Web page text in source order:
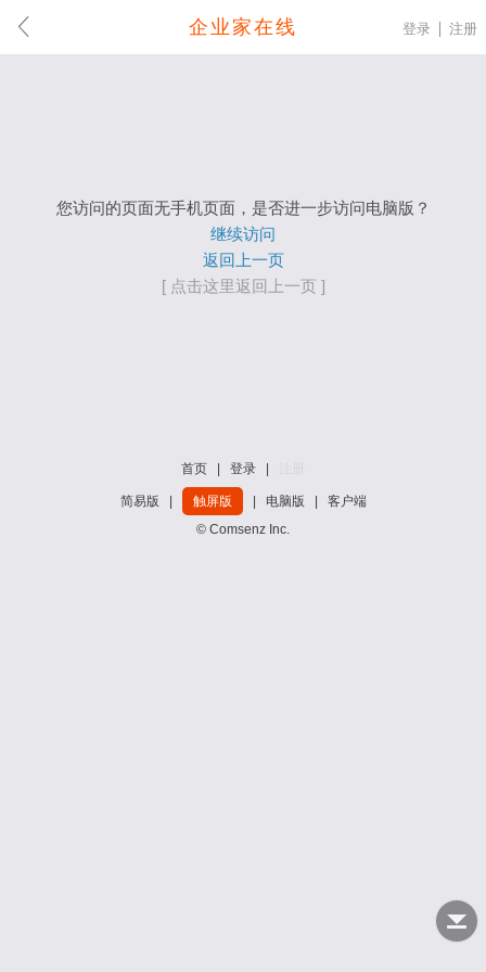
企业家在线 登录 注册
您访问的页面无手机页面，是否进一步访问电脑版？
继续访问
返回上一页
[ 点击这里返回上一页 ]
首页 登录
简易版 触屏版 电脑版
客户端
© Comsenz Inc.